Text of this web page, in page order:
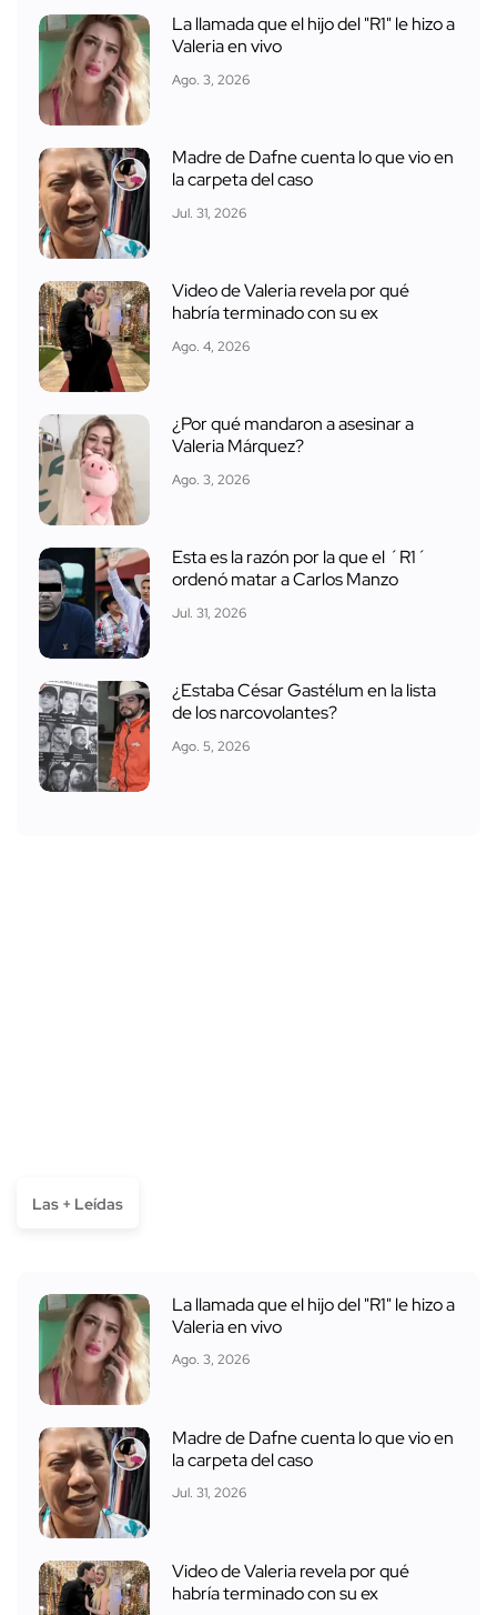
La llamada que el hijo del "R1" le hizo a
Valeria en vivo
Ago. 3, 2026
Madre de Dafne cuenta lo que vio en
la carpeta del caso
Jul. 31, 2026
Video de Valeria revela por qué
habría terminado con su ex
Ago. 4, 2026
¿Por qué mandaron a asesinar a
Valeria Márquez?
Ago. 3, 2026
Esta es la razón por la que el ´R1´
ordenó matar a Carlos Manzo
Jul. 31, 2026
¿Estaba César Gastélum en la lista
de los narcovolantes?
Ago. 5, 2026
Las + Leídas
La llamada que el hijo del "R1" le hizo a
Valeria en vivo
Ago. 3, 2026
Madre de Dafne cuenta lo que vio en
la carpeta del caso
Jul. 31, 2026
Video de Valeria revela por qué
habría terminado con su ex